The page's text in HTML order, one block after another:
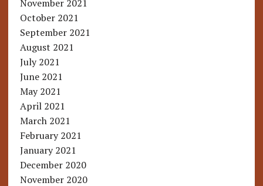
November 2021
October 2021
September 2021
August 2021
July 2021
June 2021
May 2021
April 2021
March 2021
February 2021
January 2021
December 2020
November 2020